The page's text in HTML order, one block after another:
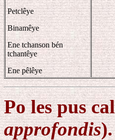
Petclêye
Binamêye
Ene tchanson bén
tchantêye
Ene pêlêye
Po les pus
approfondis).